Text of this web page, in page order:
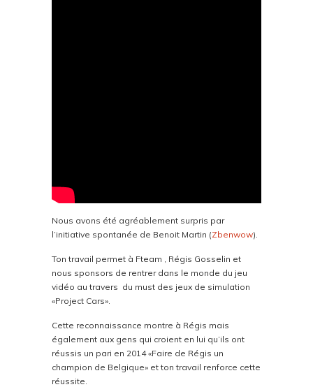
Nous avons été agréablement surpris par
l’initiative spontanée de Benoit Martin (Zbenwow).
Ton travail permet à Fteam , Régis Gosselin et
nous sponsors de rentrer dans le monde du jeu
vidéo au travers du must des jeux de simulation
«Project Cars».
Cette reconnaissance montre à Régis mais
également aux gens qui croient en lui qu’ils ont
réussis un pari en 2014 «Faire de Régis un
champion de Belgique» et ton travail renforce cette
réussite.